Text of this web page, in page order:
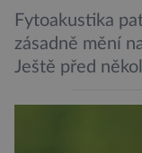
Fytoakustika
zásadně mění
Ještě před
pouze reagují
výzkum však